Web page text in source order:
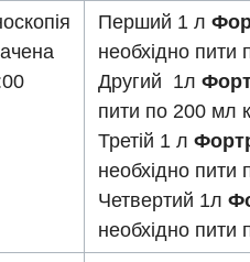
Перший 1 л
необхідно пити
Другий 1л
пити по 200 мл
Третій 1 л
необхідно пити
Четвертий 1л
необхідно пити